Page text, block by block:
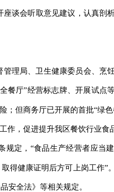
谈会听取意见建议，认真剖
理局、卫生健康委员会、烹
餐厅”经营标志牌、开展试点
；但商务厅已开展的首批“绿
作，促进提升我区餐饮行业食
规定，“食品生产经营者应当
得健康证明后方可上岗工作”
安全法》等相关规定。